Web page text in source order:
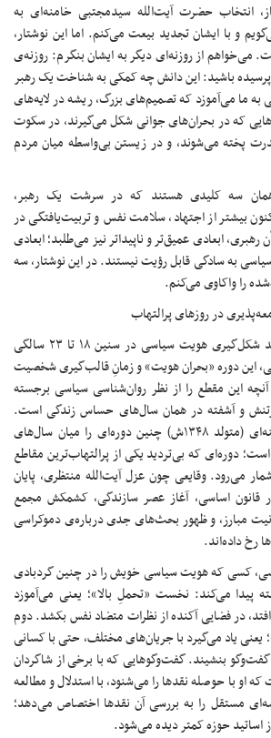
انتخاب حضرت آیت‌الله سیدمجتبی خامنه‌ای به
و با ایشان تجدید بیعت می‌کنم. اما این نوشتار،
از روزنه‌ای دیگر به ایشان بنگرم: روزنه‌ی
باشید: این دانش چه کمکی به شناخت یک رهبر
ما می‌آموزد که تصمیم‌های بزرگ، ریشه در لایه‌های
که در بحران‌های جوانی شکل می‌گیرند، در سکوت
پخته می‌شوند، و در زیستن بی‌واسطه میان مردم
سه کلیدی هستند که در سرشت یک رهبر،
بیشتر از اجتهاد، سلامت نفس و تربیت‌یافتگی در
ابعادی عمیق‌تر و ناپیداتر نیز می‌طلبد؛ ابعادی
به سادگی قابل رؤیت نیستند. در این نوشتار، سه
را واکاوی می‌کنم.
در روزهای پرالتهاب
منظور از این ویژگی، فرآیند شکل‌گیری هویت سیاسی در سنین ۱۸ تا ۲۳ سالگی
این دوره «بحران هویت» و زمانِ قالب‌گیری شخصیت
این مقطع را از نظر روان‌شناسی سیاسی برجسته
و آشفته در همان سال‌های حساس زندگی است.
آیت‌الله سید مجتبی خامنه‌ای (متولد ۱۳۴۸ش) چنین دوره‌ای را میان سال‌های
کرده است؛ دوره‌ای که بی‌تردید یکی از پرالتهاب‌ترین مقاطع
می‌رود. وقایعی چون عزل آیت‌الله منتظری، پایان
قانون اساسی، آغاز عصر سازندگی، کشمکش مجمع
مبارز، و ظهور بحث‌های جدی درباره‌ی دموکراسی
داده‌اند.
کسی که هویت سیاسی خویش را در چنین گردبادی
پیدا می‌کند: نخست «تحملِ بالا»؛ یعنی می‌آموزد
در فضایی آکنده از نظرات متضاد نفس بکشد. دوم
یاد می‌گیرد با جریان‌های مختلف، حتی با کسانی
بنشیند. گفت‌وگوهایی که با برخی از شاگردان
او با حوصله نقدها را می‌شنود، با استدلال و مطالعه
مستقل را به بررسی آن نقدها اختصاص می‌دهد؛
حوزه کمتر دیده می‌شود.